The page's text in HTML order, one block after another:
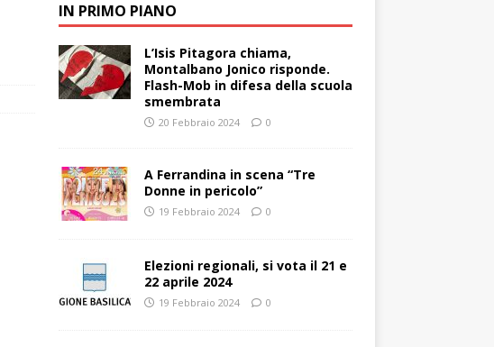
IN PRIMO PIANO
L’Isis Pitagora chiama,
Montalbano Jonico risponde.
Flash-Mob in difesa della scuola
smembrata
20 Febbraio 2024 0
A Ferrandina in scena “Tre
Donne in pericolo”
19 Febbraio 2024 0
Elezioni regionali, si vota il 21 e
22 aprile 2024
19 Febbraio 2024 0